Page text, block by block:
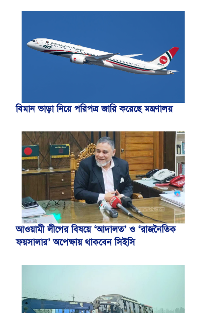
বিমান ভাড়া নিয়ে পরিপত্র জারি করেছে মন্ত্রণালয়
আওয়ামী লীগের বিষয়ে ‘আদালত’ ও ‘রাজনৈতিক
ফয়সালার’ অপেক্ষায় থাকবেন সিইসি